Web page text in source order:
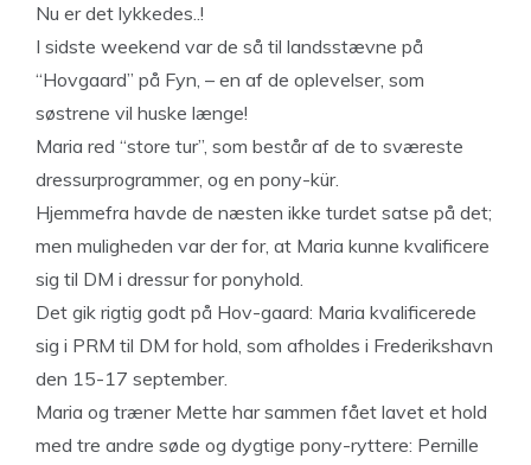
Nu er det lykkedes..!
I sidste weekend var de så til landsstævne på
“Hovgaard” på Fyn, – en af de oplevelser, som
søstrene vil huske længe!
Maria red “store tur”, som består af de to sværeste
dressurprogrammer, og en pony-kür.
Hjemmefra havde de næsten ikke turdet satse på det;
men muligheden var der for, at Maria kunne kvalificere
sig til DM i dressur for ponyhold.
Det gik rigtig godt på Hov-gaard: Maria kvalificerede
sig i PRM til DM for hold, som afholdes i Frederikshavn
den 15-17 september.
Maria og træner Mette har sammen fået lavet et hold
med tre andre søde og dygtige pony-ryttere: Pernille